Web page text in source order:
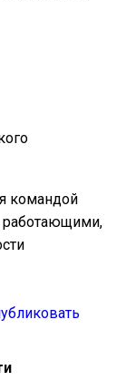
командой
работающими,